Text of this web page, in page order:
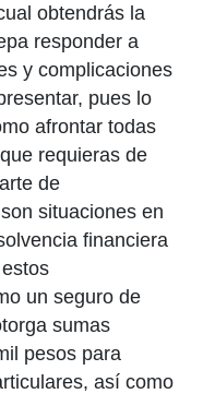
obtendrás la
responder a
y complicaciones
pues lo
afrontar todas
requieras de
de
situaciones en
financiera
un seguro de
sumas
pesos para
así como